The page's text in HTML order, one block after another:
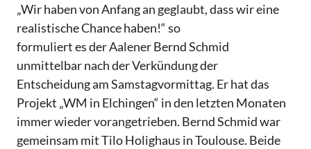
„Wir haben von Anfang an geglaubt, dass wir eine
realistische Chance haben!“ so
formuliert es der Aalener Bernd Schmid
unmittelbar nach der Verkündung der
Entscheidung am Samstagvormittag. Er hat das
Projekt „WM in Elchingen“ in den letzten Monaten
immer wieder vorangetrieben. Bernd Schmid war
gemeinsam mit Tilo Holighaus in Toulouse. Beide